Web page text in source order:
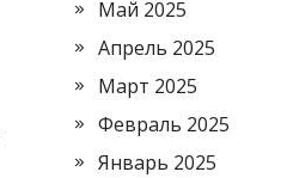
Май 2025
Апрель 2025
Март 2025
Февраль 2025
Январь 2025